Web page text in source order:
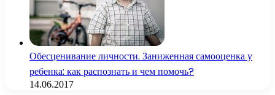
Обесценивание личности. Заниженная самооценка у
ребенка: как распознать и чем помочь?
14.06.2017